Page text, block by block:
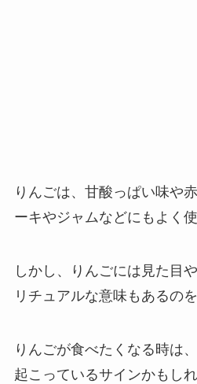
りんごは、甘酸っぱい味や
ーキやジャムなどにもよく使
しかし、りんごには見た目
リチュアルな意味もあるの
りんごが食べたくなる時は
起こっているサインかもしれ